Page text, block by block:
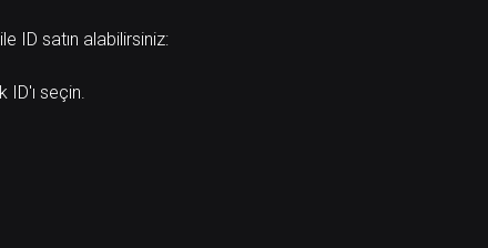
ID satın alabilirsiniz:
seçin.